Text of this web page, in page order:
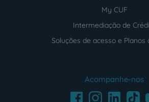
My CUF
Intermediação de
Soluções de acesso e Planos
Acompanhe-nos
FacebookInstagramLinkedInTikTok